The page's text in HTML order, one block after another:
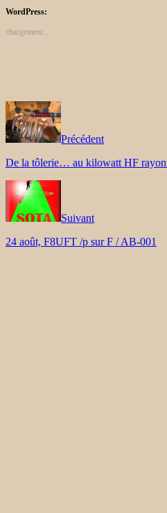
WordPress:
chargement…
Précédent
De la tôlerie… au kilowatt HF
Suivant
24 août, F8UFT /p sur F / AB-001